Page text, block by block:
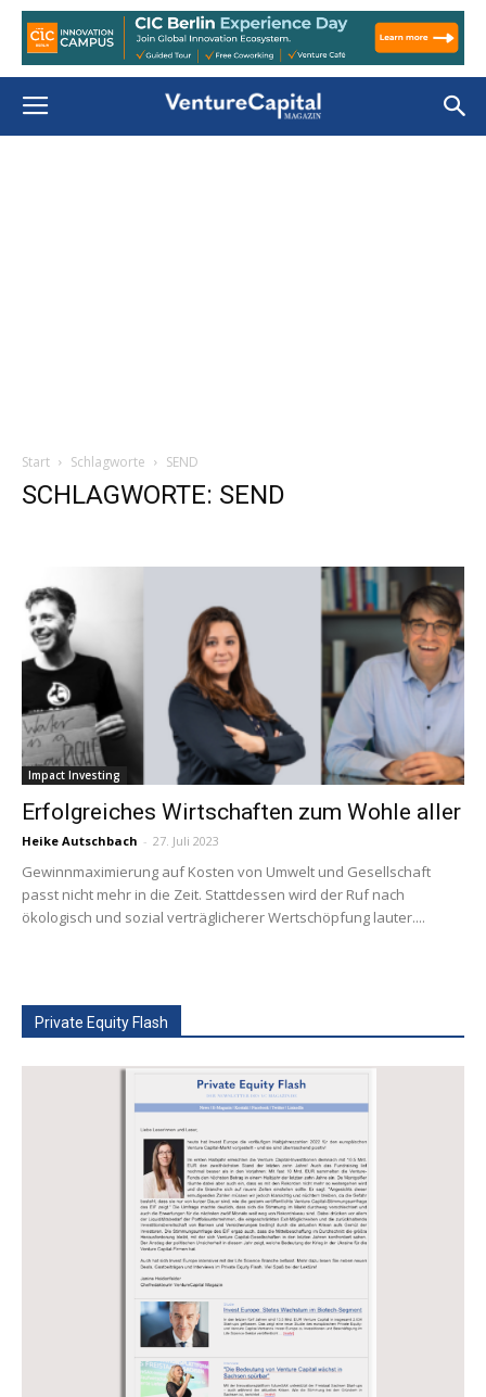
Start Schlagworte SEND
SCHLAGWORTE: SEND
Impact Investing
Erfolgreiches Wirtschaften zum Wohle aller
Heike Autschbach - 27. Juli 2023
Gewinnmaximierung auf Kosten von Umwelt und Gesellschaft
passt nicht mehr in die Zeit. Stattdessen wird der Ruf nach
ökologisch und sozial verträglicherer Wertschöpfung lauter....
Private Equity Flash